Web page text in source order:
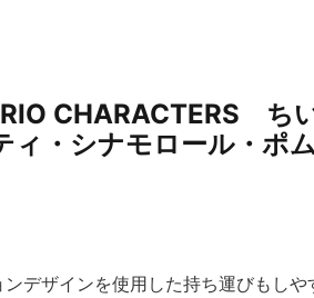
CHARACTERS ち
ィ・シナモロール・ポ
デザインを使用した持ち運びもしや